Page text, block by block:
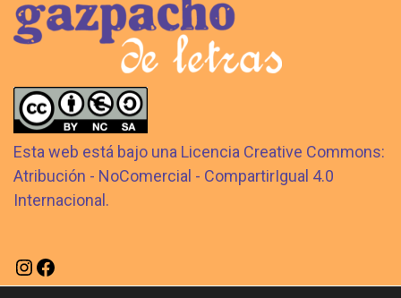
Esta web está bajo una Licencia Creative Commons:
Atribución - NoComercial - CompartirIgual 4.0
Internacional.